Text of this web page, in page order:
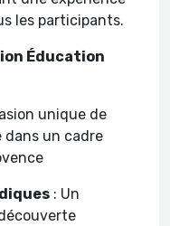
les participants.
Éducation
unique de
un cadre
: Un